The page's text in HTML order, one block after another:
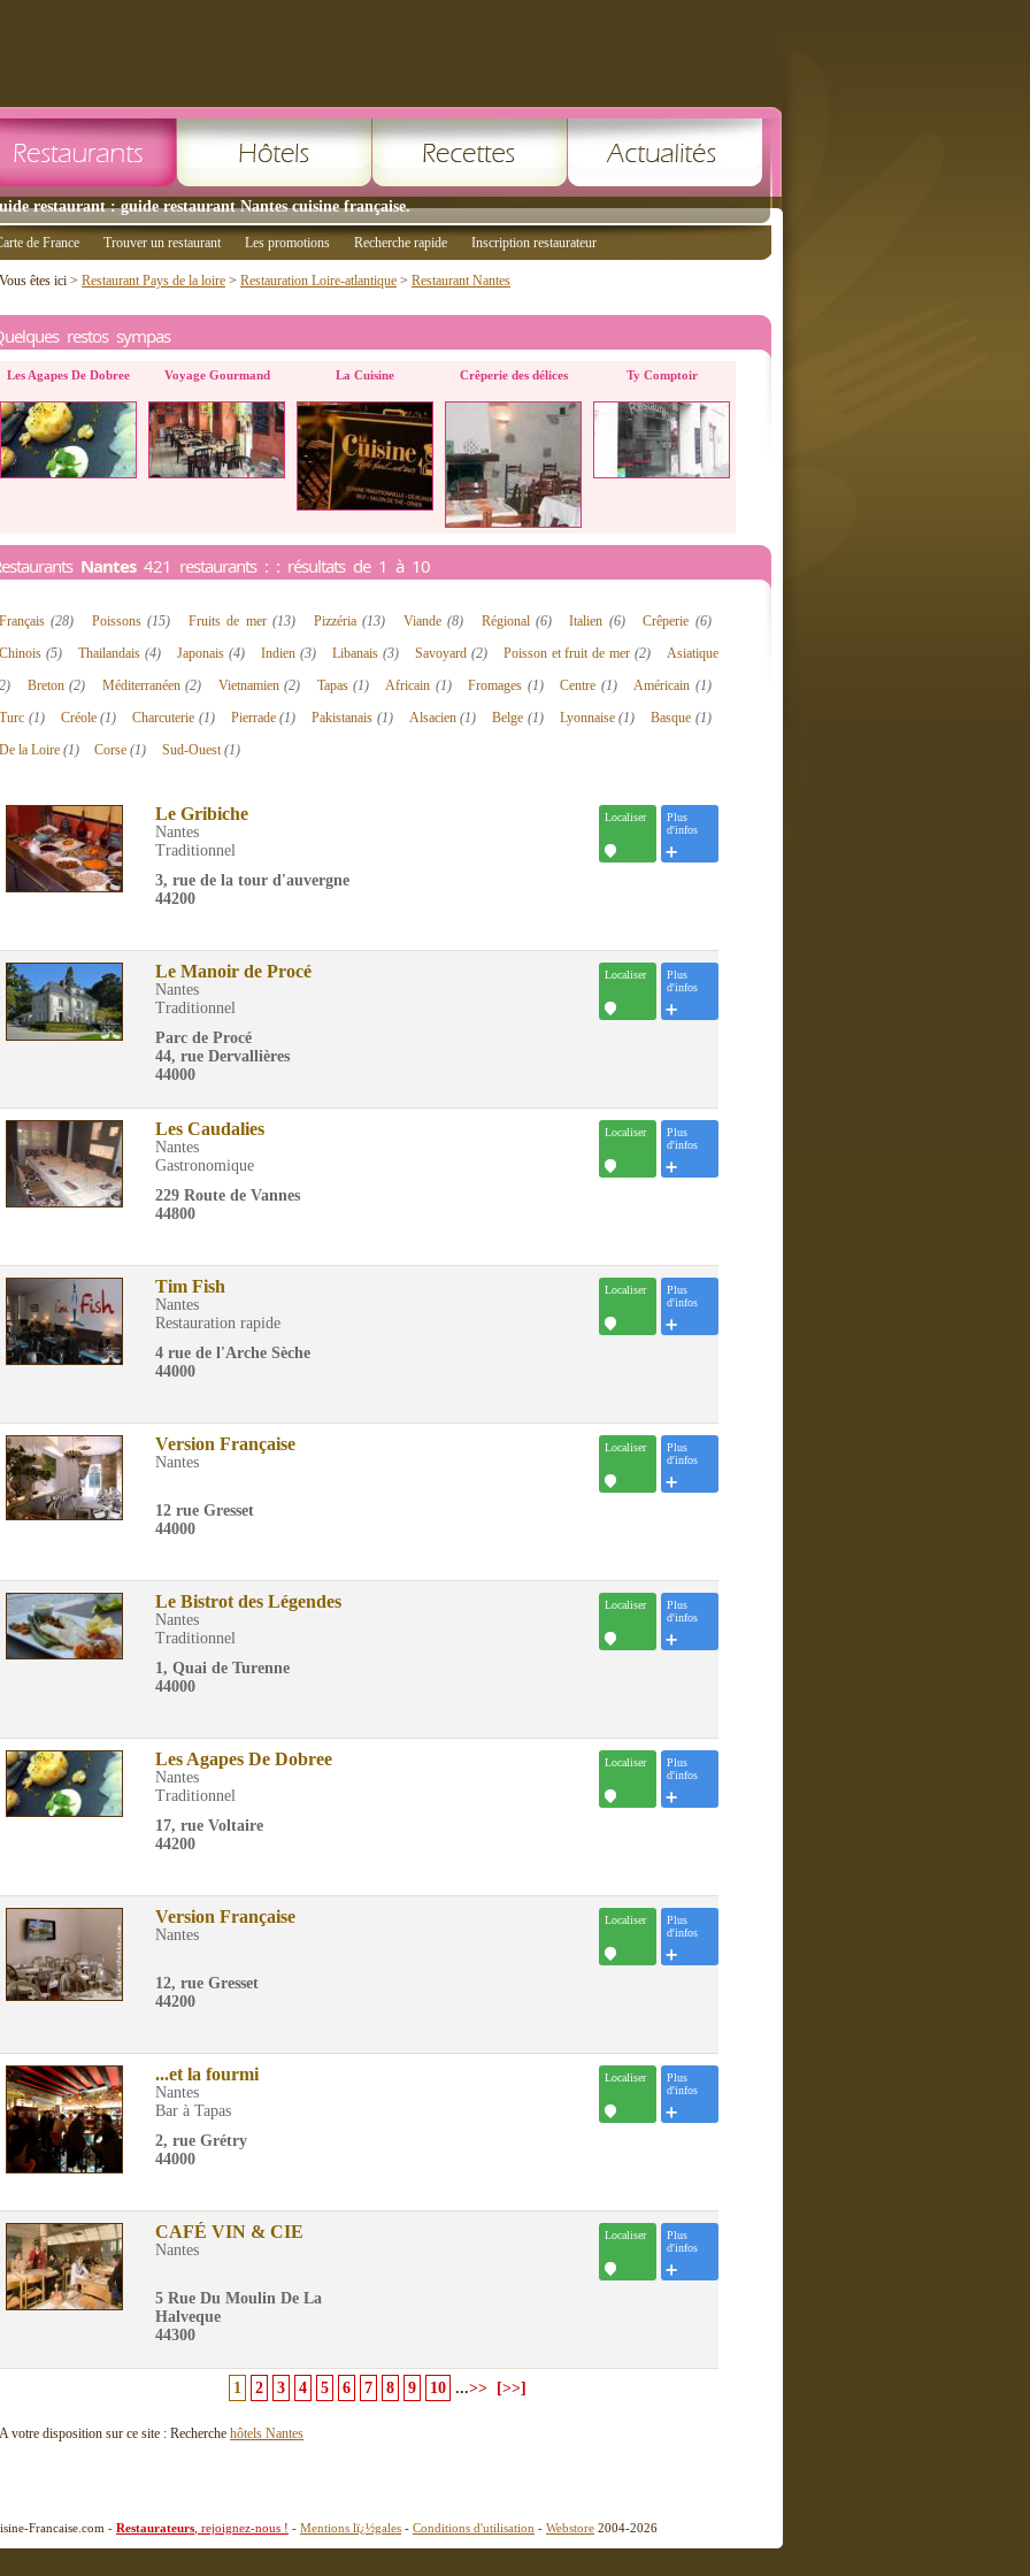
restaurant : guide restaurant Nantes cuisine française.
de France Trouver un restaurant Les promotions Recherche rapide Inscription restaurateur
Vous êtes ici > Restaurant Pays de la loire > Restauration Loire-atlantique > Restaurant Nantes
restos sympas
Les Agapes De Dobree Voyage Gourmand La Cuisine Crêperie des délices Ty Comptoir
Nantes421 restaurants : : résultats de 1 à 10
Français(28) Poissons(15) Fruits de mer (13) Pizzéria (13) Viande (8) Régional (6) Italien (6) Crêperie (6)
Chinois (5) Thailandais (4) Japonais (4) Indien (3) Libanais (3) Savoyard (2) Poisson et fruit de mer (2)
Asiatique
Breton (2) Méditerranéen (2) Vietnamien (2) Tapas (1) Africain (1) Fromages (1) Centre (1) Américain (1)
Turc (1) Créole(1) Charcuterie (1) Pierrade(1) Pakistanais (1) Alsacien(1) Belge (1) Lyonnaise(1) Basque (1)
De la Loire (1) Corse(1) Sud-Ouest(1)
Le Gribiche
Nantes
Traditionnel
3, rue de la tour d'auvergne
44200
Plus
d'infos
Localiser
Le Manoir de Procé
Nantes
Traditionnel
Parc de Procé
44, rue Dervallières
44000
Plus
d'infos
Localiser
Les Caudalies
Nantes
Gastronomique
229 Route de Vannes
44800
Plus
d'infos
Localiser
Tim Fish
Nantes
Restauration rapide
4 rue de l'Arche Sèche
44000
Plus
d'infos
Localiser
Version Française
Nantes
12 rue Gresset
44000
Plus
d'infos
Localiser
Le Bistrot des Légendes
Nantes
Traditionnel
1, Quai de Turenne
44000
Plus
d'infos
Localiser
Les Agapes De Dobree
Nantes
Traditionnel
17, rue Voltaire
44200
Plus
d'infos
Localiser
Version Française
Nantes
12, rue Gresset
44200
Plus
d'infos
Localiser
...et la fourmi
Nantes
Bar à Tapas
2, rue Grétry
44000
Plus
d'infos
Localiser
CAFÉ VIN & CIE
Nantes
5 Rue Du Moulin De La
Halveque
44300
Plus
d'infos
Localiser
1 2 3 4 5 6 7 8 9 10 ...>> [>>]
A votre disposition sur ce site : Recherche hôtels Nantes
Francaise.com - Restaurateurs , rejoignez-nous ! - Mentions lï¿½gales - Conditions d'utilisation - Webstore 2004-2026